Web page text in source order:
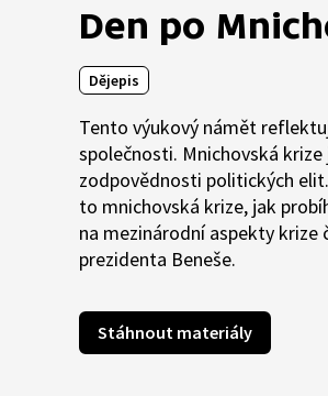
Den po
Dějepis
Tento výukový námět
společnosti. Mnichovská
zodpovědnosti politických
to mnichovská krize, jak
na mezinárodní aspekty
prezidenta Beneše.
Stáhnout materiály